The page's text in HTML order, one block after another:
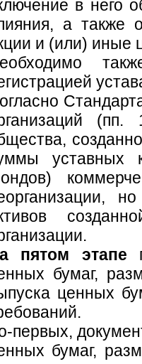
в него
а также
и (или) иные
(пп.
уставных
пятом этапе
бумаг,
ценных
первых,
бумаг,